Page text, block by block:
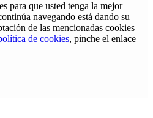
para que usted tenga la mejor
navegando está dando su
de las mencionadas cookies
de cookies, pinche el enlace